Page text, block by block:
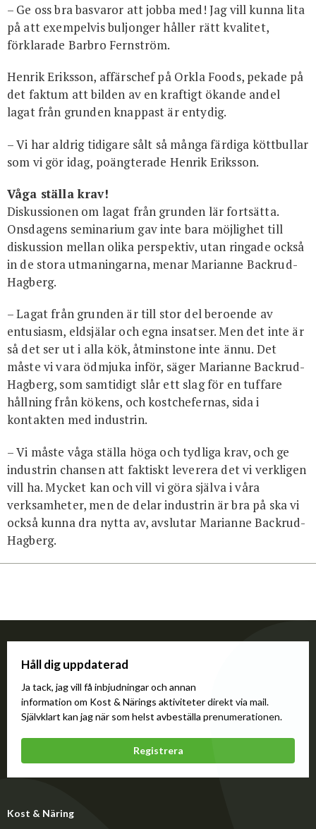
– Ge oss bra basvaror att jobba med! Jag vill kunna lita
på att exempelvis buljonger håller rätt kvalitet,
förklarade Barbro Fernström.
Henrik Eriksson, affärschef på Orkla Foods, pekade på
det faktum att bilden av en kraftigt ökande andel
lagat från grunden knappast är entydig.
– Vi har aldrig tidigare sålt så många färdiga köttbullar
som vi gör idag, poängterade Henrik Eriksson.
Våga ställa krav!
Diskussionen om lagat från grunden lär fortsätta.
Onsdagens seminarium gav inte bara möjlighet till
diskussion mellan olika perspektiv, utan ringade också
in de stora utmaningarna, menar Marianne Backrud-
Hagberg.
– Lagat från grunden är till stor del beroende av
entusiasm, eldsjälar och egna insatser. Men det inte är
så det ser ut i alla kök, åtminstone inte ännu. Det
måste vi vara ödmjuka inför, säger Marianne Backrud-
Hagberg, som samtidigt slår ett slag för en tuffare
hållning från kökens, och kostchefernas, sida i
kontakten med industrin.
– Vi måste våga ställa höga och tydliga krav, och ge
industrin chansen att faktiskt leverera det vi verkligen
vill ha. Mycket kan och vill vi göra själva i våra
verksamheter, men de delar industrin är bra på ska vi
också kunna dra nytta av, avslutar Marianne Backrud-
Hagberg.
Håll dig uppdaterad
Ja tack, jag vill få inbjudningar och annan
information om Kost & Närings aktiviteter direkt via mail.
Självklart kan jag när som helst avbeställa prenumerationen.
Registrera
Kost & Näring